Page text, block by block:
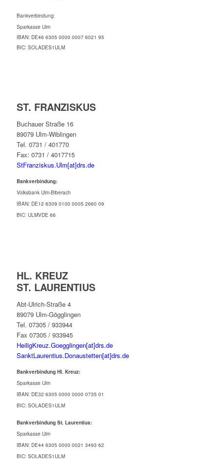
Bankverbindung:
Sparkasse Ulm
IBAN: DE46 6305 0000 0007 6021 95
BIC: SOLADES1ULM
ST. FRANZISKUS
Buchauer Straße 16
89079 Ulm-Wiblingen
Tel. 0731 / 401770
Fax: 0731 / 4017715
StFranziskus.Ulm[at]drs.de
Bankverbindung:
Volksbank Ulm-Biberach
IBAN: DE12 6309 0100 0005 2660 09
BIC: ULMVDE 66
HL. KREUZ
ST. LAURENTIUS
Abt-Ulrich-Straße 4
89079 Ulm-Gögglingen
Tel. 07305 / 933944
Fax 07305 / 933945
HeiligKreuz.Goegglingen[at]drs.de
SanktLaurentius.Donaustetten[at]drs.de
Bankverbindung Hl. Kreuz:
Sparkasse Ulm
IBAN: DE32 6305 0000 0000 0735 01
BIC: SOLADES1ULM
Bankverbindung St. Laurentius:
Sparkasse Ulm
IBAN: DE44 6305 0000 0021 3493 62
BIC: SOLADES1ULM